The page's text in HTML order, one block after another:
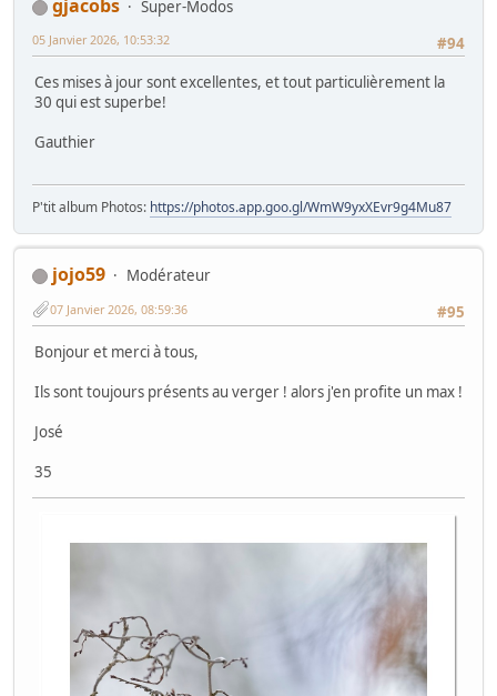
gjacobs
Super-Modos
#94
05 Janvier 2026, 10:53:32
Ces mises à jour sont excellentes, et tout particulièrement la
30 qui est superbe!
Gauthier
P'tit album Photos: https://photos.app.goo.gl/WmW9yxXEvr9g4Mu87
jojo59
Modérateur
#95
07 Janvier 2026, 08:59:36
Bonjour et merci à tous,
Ils sont toujours présents au verger ! alors j'en profite un max !
José
35